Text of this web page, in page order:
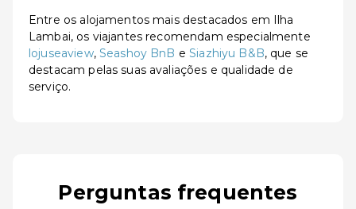
Entre os alojamentos mais destacados em Ilha
Lambai, os viajantes recomendam especialmente
lojuseaview, Seashoy BnB eSiazhiyu B&B, que se
destacam pelas suas avaliações e qualidade de
serviço.
Perguntas frequentes